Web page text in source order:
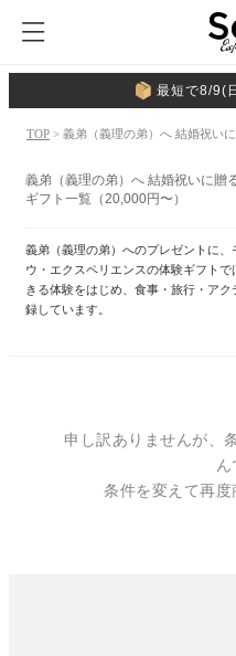
最短で8/9(
TOP > 義弟（義理の弟）へ 結婚祝い
義弟（義理の弟）へ 結婚祝いに贈
ギフト一覧（20,000円〜）
義弟（義理の弟）へのプレゼントに
ウ・エクスペリエンスの体験ギフト
きる体験をはじめ、食事・旅行・ア
録しています。
申し訳ありませんが、
ん
条件を変えて再度